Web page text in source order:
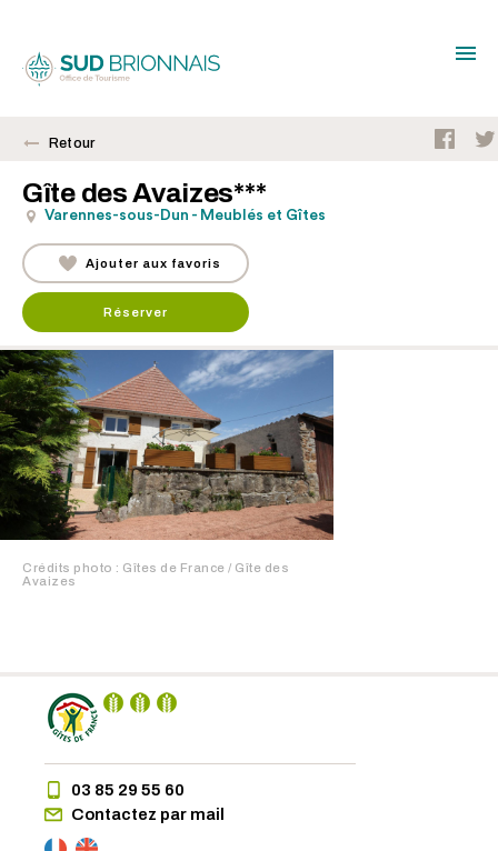
Retour
Gîte des Avaizes***
Varennes-sous-Dun - Meublés et Gîtes
Ajouter aux favoris
Réserver
Crédits photo : Gîtes de France / Gîte des
Avaizes
03 85 29 55 60
Contactez par mail